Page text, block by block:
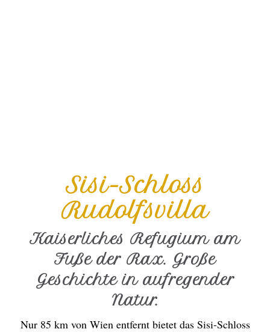
Sisi-Schloss
Rudolfsvilla
Kaiserliches Refugium am
Fuße der Rax. Große
Geschichte in aufregender
Natur.
Nur 85 km von Wien entfernt bietet das Sisi-Schloss